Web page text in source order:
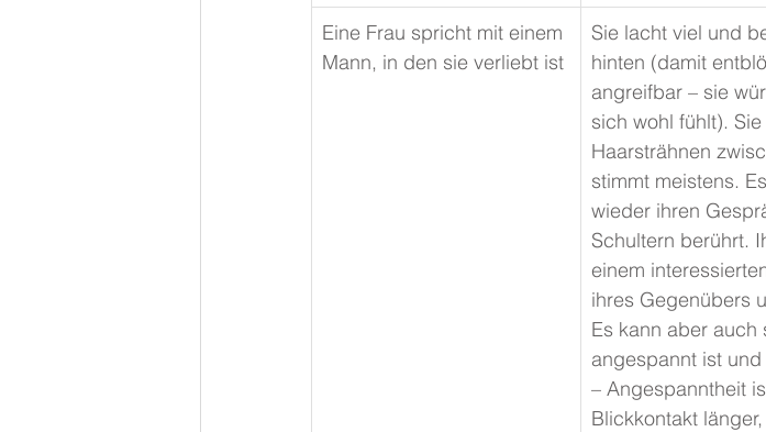
Eine Frau spricht mit einem
Mann, in den sie verliebt ist
Sie lacht viel und
hinten (damit
angreifbar – sie
sich wohl fühlt).
Haarsträhnen
stimmt meistens.
wieder ihren
Schultern berührt.
einem
ihres Gegenübers
Es kann aber
angespannt ist
– Angespanntheit
Blickkontakt